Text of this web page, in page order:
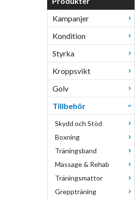
Kampanjer
Kondition
Styrka
Kroppsvikt
Golv
Tillbehör
Skydd och Stöd
Boxning
Träningsband
Massage & Rehab
Träningsmattor
Greppträning